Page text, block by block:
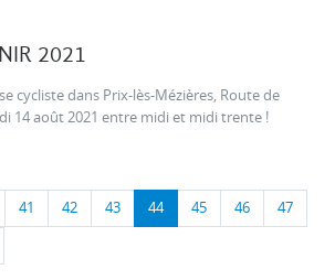
2021
cycliste dans Prix-lès-Mézières, Route de
14 août 2021 entre midi et midi trente !
41 42 43 44 45 46 47